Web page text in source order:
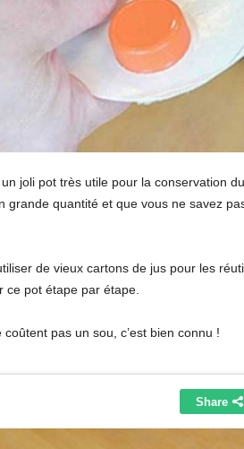
joli pot très utile pour la conservation
grande quantité et que vous ne savez
de vieux cartons de jus pour les
ce pot étape par étape.
pas un sou, c’est bien connu !